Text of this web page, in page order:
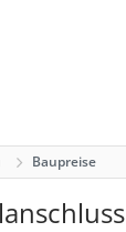
Baupreise